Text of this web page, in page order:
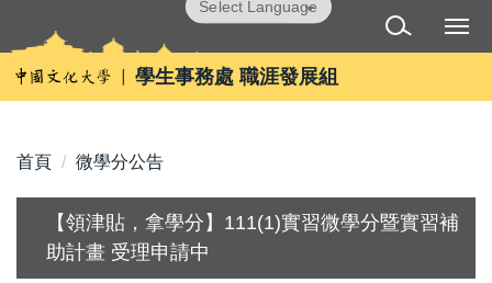
到
主
區
學生事務處 職涯發展組
Translate
首頁 微學分公告
【領津貼，拿學分】111(1)實習微學分暨實習補
助計畫 受理申請中